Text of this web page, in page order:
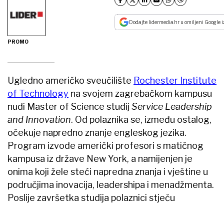
PROMO
Dodajte lidermedia.hr u omiljeni Google
Ugledno američko sveučilište Rochester Institute
of Technology na svojem zagrebačkom kampusu
nudi Master of Science studij Service Leadership
and Innovation. Od polaznika se, između ostalog,
očekuje napredno znanje engleskog jezika.
Program izvode američki profesori s matičnog
kampusa iz države New York, a namijenjen je
onima koji žele steći napredna znanja i vještine u
područjima inovacija, leadershipa i menadžmenta.
Poslije završetka studija polaznici stječu